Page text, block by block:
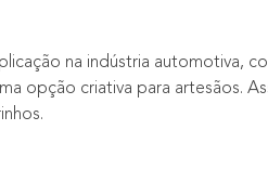
na indústria automotiva,
opção criativa para artesãos.